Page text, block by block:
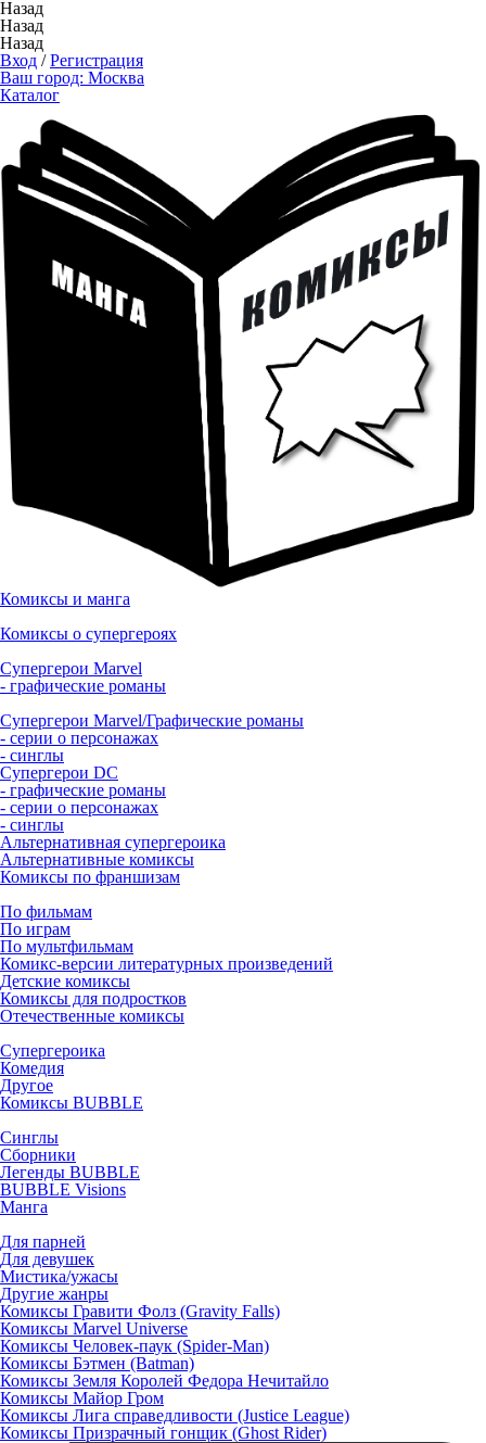
Назад
Назад
Назад
Вход /Регистрация
Ваш город: Москва
Каталог
Комиксы и манга
Комиксы о супергероях
Супергерои Marvel
- графические романы
Супергерои Marvel/Графические романы
- серии о персонажах
- синглы
Супергерои DC
- графические романы
- серии о персонажах
- синглы
Альтернативная супергероика
Альтернативные комиксы
Комиксы по франшизам
По фильмам
По играм
По мультфильмам
Комикс-версии литературных произведений
Детские комиксы
Комиксы для подростков
Отечественные комиксы
Супергероика
Комедия
Другое
Комиксы BUBBLE
Синглы
Сборники
Легенды BUBBLE
BUBBLE Visions
Манга
Для парней
Для девушек
Мистика/ужасы
Другие жанры
Комиксы Гравити Фолз (Gravity Falls)
Комиксы Marvel Universe
Комиксы Человек-паук (Spider-Man)
Комиксы Бэтмен (Batman)
Комиксы Земля Королей Федора Нечитайло
Комиксы Майор Гром
Комиксы Лига справедливости (Justice League)
Комиксы Призрачный гонщик (Ghost Rider)